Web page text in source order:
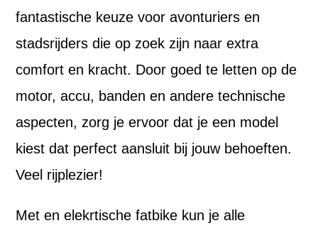
fantastische keuze voor avonturiers en
stadsrijders die op zoek zijn naar extra
comfort en kracht. Door goed te letten op de
motor, accu, banden en andere technische
aspecten, zorg je ervoor dat je een model
kiest dat perfect aansluit bij jouw behoeften.
Veel rijplezier!
Met en elekrtische fatbike kun je alle